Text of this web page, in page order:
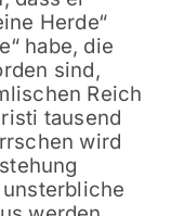
Herde“
habe, die
sind,
Reich
tausend
wird